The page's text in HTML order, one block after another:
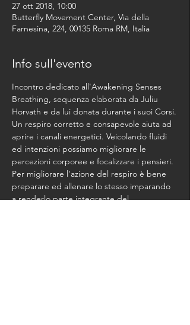
27 ott 2018, 10:00
Butterfly Movement Center, Via della
Farnesina, 224, 00135 Roma RM, Italia
Info sull'evento
Incontro dedicato all'Awakening Senses
Breathing, sequenza elaborata da Juliu
Un respiro corretto e consapevole aiuta ad
aprire i canali energetici. Veicolando fluidi
ed intenzioni possiamo migliorare le
percezioni corporee e focalizzare i pensieri.
Per migliorare l'azione del respiro è bene
preparare ed allenare lo stesso imparando
a renderlo parte integrante del